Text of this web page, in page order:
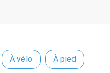
À vélo À pied